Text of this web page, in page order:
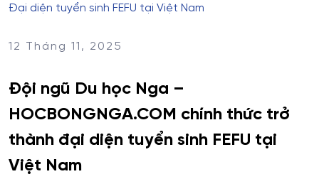
Đại diện tuyển sinh FEFU tại Việt Nam
12 Tháng 11, 2025
Đội ngũ Du học Nga –
HOCBONGNGA.COM chính thức trở
thành đại diện tuyển sinh FEFU tại
Việt Nam